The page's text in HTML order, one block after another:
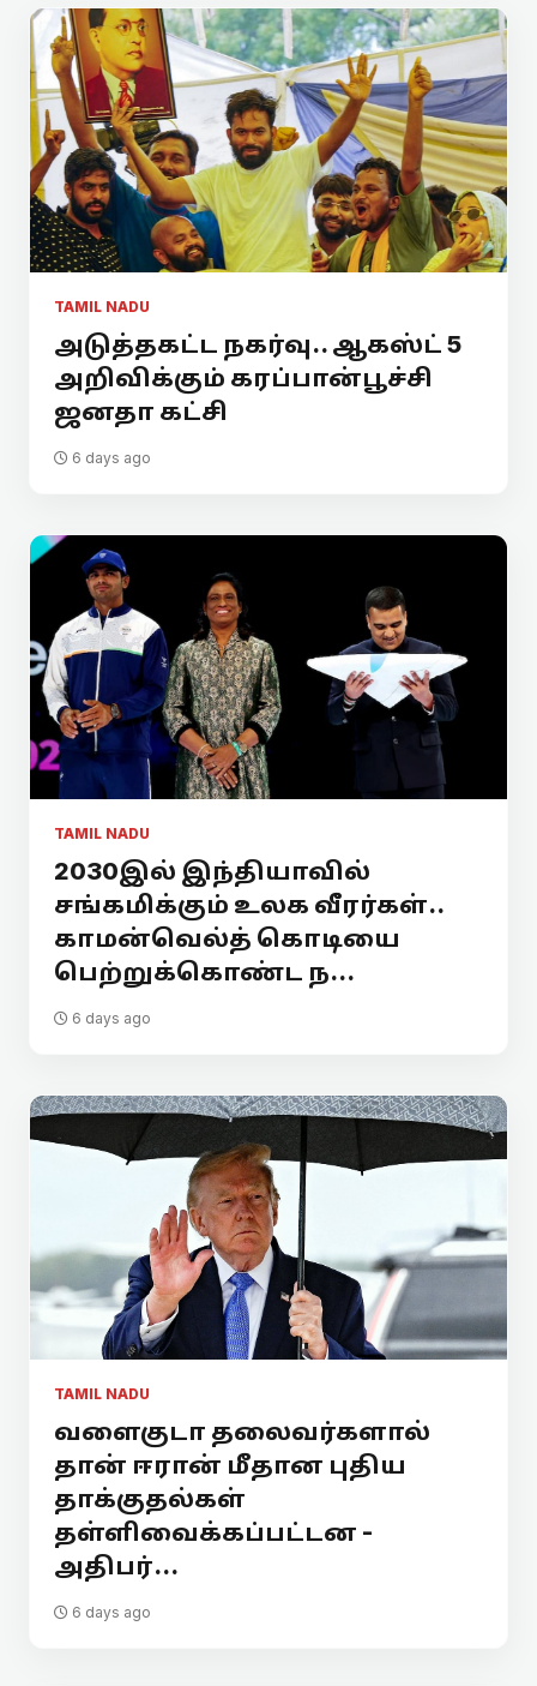
TAMIL NADU
அடுத்தகட்ட நகர்வு.. ஆகஸ்ட் 5
அறிவிக்கும் கரப்பான்பூச்சி
ஜனதா கட்சி
6 days ago
TAMIL NADU
2030இல் இந்தியாவில்
சங்கமிக்கும் உலக வீரர்கள்..
காமன்வெல்த் கொடியை
பெற்றுக்கொண்ட ந...
6 days ago
TAMIL NADU
வளைகுடா தலைவர்களால்
தான் ஈரான் மீதான புதிய
தாக்குதல்கள்
தள்ளிவைக்கப்பட்டன -
அதிபர்...
6 days ago